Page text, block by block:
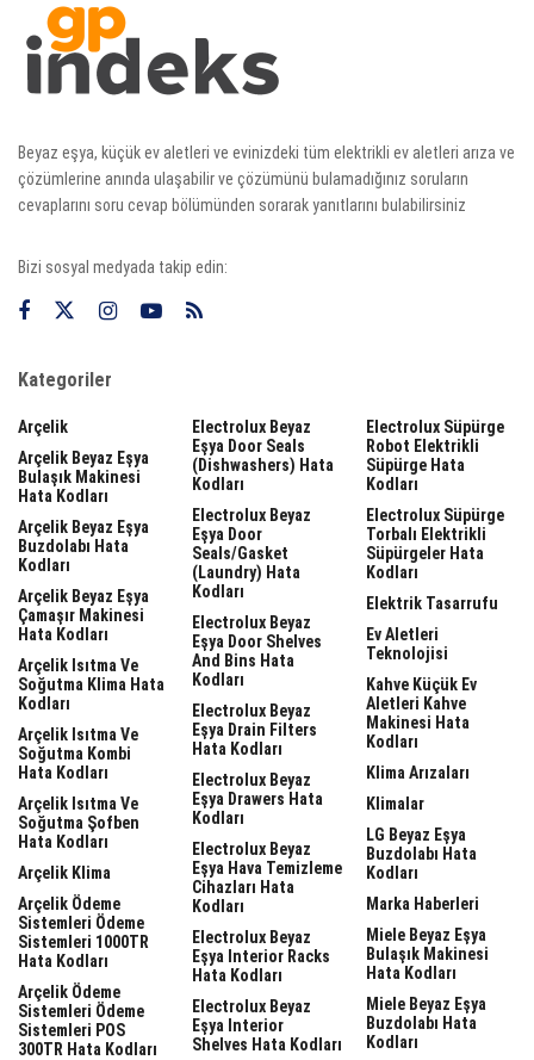
Beyaz eşya, küçük ev aletleri ve evinizdeki tüm elektrikli ev aletleri arıza ve
çözümlerine anında ulaşabilir ve çözümünü bulamadığınız soruların
cevaplarını soru cevap bölümünden sorarak yanıtlarını bulabilirsiniz
Bizi sosyal medyada takip edin:
Kategoriler
Arçelik
Arçelik Beyaz Eşya
Bulaşık Makinesi
Hata Kodları
Arçelik Beyaz Eşya
Buzdolabı Hata
Kodları
Arçelik Beyaz Eşya
Çamaşır Makinesi
Hata Kodları
Arçelik Isıtma Ve
Soğutma Klima Hata
Kodları
Arçelik Isıtma Ve
Soğutma Kombi
Hata Kodları
Arçelik Isıtma Ve
Soğutma Şofben
Hata Kodları
Arçelik Klima
Arçelik Ödeme
Sistemleri Ödeme
Sistemleri 1000TR
Hata Kodları
Arçelik Ödeme
Sistemleri Ödeme
Sistemleri POS
300TR Hata Kodları
Electrolux Beyaz
Eşya Door Seals
(dishwashers) Hata
Kodları
Electrolux Beyaz
Eşya Door
Seals/gasket
(laundry) Hata
Kodları
Electrolux Beyaz
Eşya Door Shelves
And Bins Hata
Kodları
Electrolux Beyaz
Eşya Drain Filters
Hata Kodları
Electrolux Beyaz
Eşya Drawers Hata
Kodları
Electrolux Beyaz
Eşya Hava Temizleme
Cihazları Hata
Kodları
Electrolux Beyaz
Eşya Interior Racks
Hata Kodları
Electrolux Beyaz
Eşya Interior
Shelves Hata Kodları
Electrolux Süpürge
Robot Elektrikli
Süpürge Hata
Kodları
Electrolux Süpürge
Torbalı Elektrikli
Süpürgeler Hata
Kodları
Elektrik Tasarrufu
Ev Aletleri
Teknolojisi
Kahve Küçük Ev
Aletleri Kahve
Makinesi Hata
Kodları
Klima Arızaları
Klimalar
LG Beyaz Eşya
Buzdolabı Hata
Kodları
Marka Haberleri
Miele Beyaz Eşya
Bulaşık Makinesi
Hata Kodları
Miele Beyaz Eşya
Buzdolabı Hata
Kodları